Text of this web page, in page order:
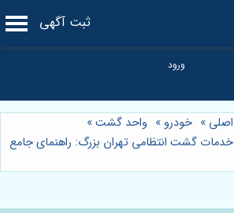
ثبت آگهی
» خودرو » واحد گشت»
خدمات گشت انتظامی تهران بزرگ: راهنمای جامع